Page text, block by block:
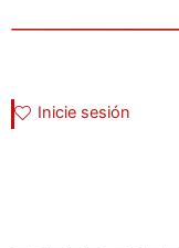
Inicie sesión